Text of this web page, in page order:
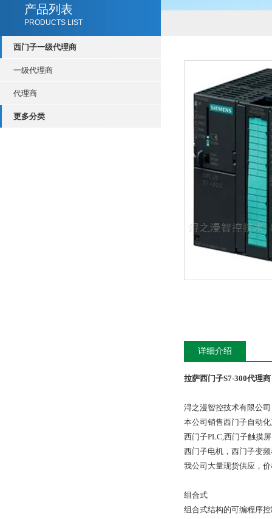
产品列表
PRODUCTS LIST
西门子一级代理商
一级代理商
代理商
更多分类
详细介绍
拉萨西门子S7-300代理商
浔之漫智控技术有限公
本公司销售西门子自动
西门子PLC,西门子触摸
西门子电机，西门子变
我公司大量现货供应，
组合式
组合式结构的可编程序